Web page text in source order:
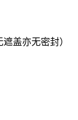
盖亦无密封）